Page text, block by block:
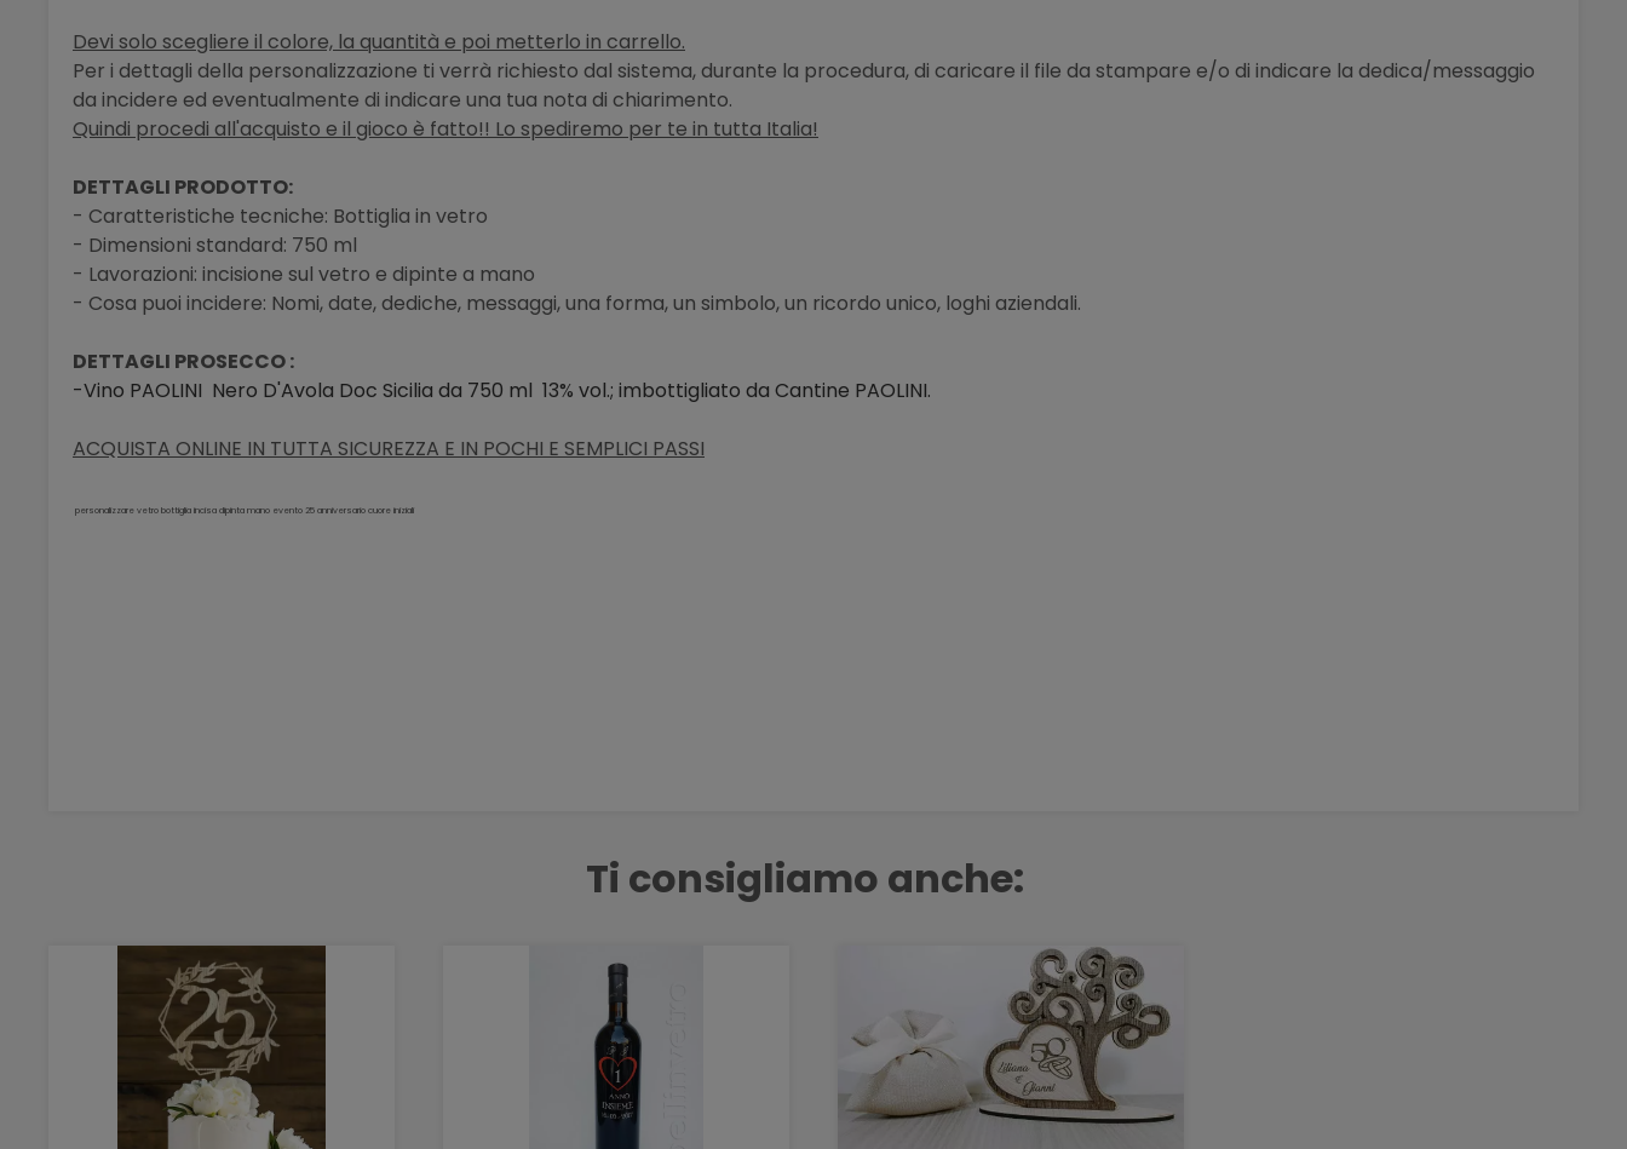
Devi solo scegliere il colore, la quantità e poi metterlo in carrello.
Per i dettagli della personalizzazione ti verrà richiesto dal sistema, durante la procedura, di caricare il file da stampare e/o di indicare la dedica/messaggio
da incidere ed eventualmente di indicare una tua nota di chiarimento.
Quindi procedi all'acquisto e il gioco è fatto!! Lo spediremo per te in tutta Italia!
DETTAGLI PRODOTTO:
- Caratteristiche tecniche: Bottiglia in vetro
- Dimensioni standard: 750 ml
- Lavorazioni: incisione sul vetro e dipinte a mano
- Cosa puoi incidere: Nomi, date, dediche, messaggi, una forma, un simbolo, un ricordo unico, loghi aziendali.
DETTAGLI PROSECCO :
-Vino PAOLINI Nero D'Avola Doc Sicilia da 750 ml 13% vol.; imbottigliato da Cantine PAOLINI.
ACQUISTA ONLINE IN TUTTA SICUREZZA E IN POCHI E SEMPLICI PASSI
personalizzare vetro bottiglia incisa dipinta mano evento 25 anniversario cuore iniziali
Ti consigliamo anche: